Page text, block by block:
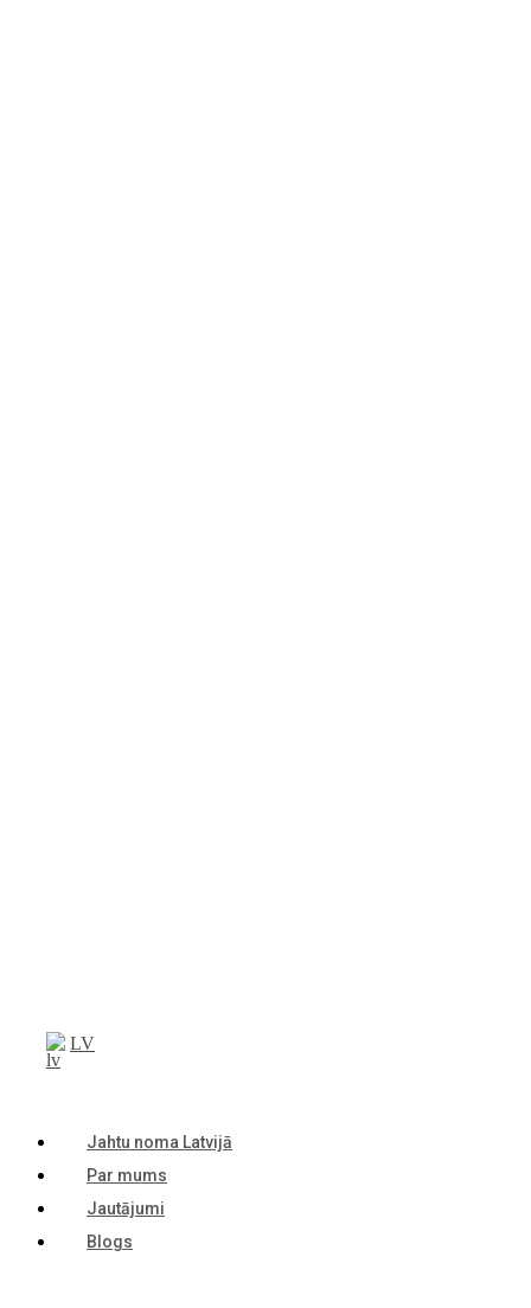
LV
Jahtu noma Latvijā
Par mums
Jautājumi
Blogs